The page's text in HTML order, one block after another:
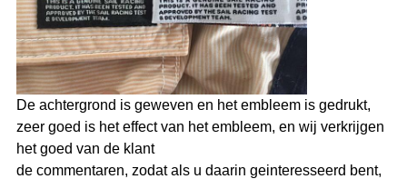
De achtergrond is geweven en het embleem is gedrukt,
zeer goed is het effect van het embleem, en wij verkrijgen
het goed van de klant
de commentaren, zodat als u daarin geinteresseerd bent,